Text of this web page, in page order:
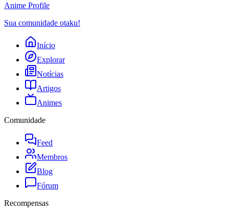
Anime Profile
Sua comunidade otaku!
Início
Explorar
Notícias
Artigos
Animes
Comunidade
Feed
Membros
Blog
Fórum
Recompensas